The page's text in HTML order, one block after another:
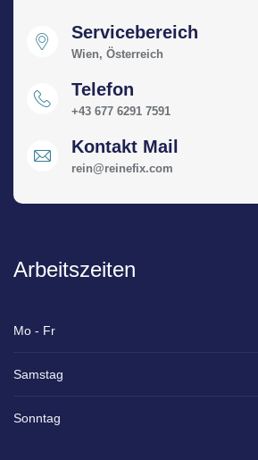
Servicebereich
Wien, Österreich
Telefon
+43 677 6291 7591
Kontakt Mail
rein@reinefix.com
Arbeitszeiten
Mo - Fr
Samstag
Sonntag